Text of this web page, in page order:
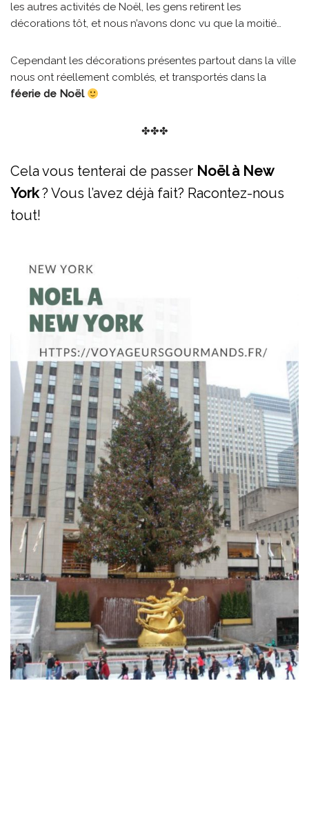
les autres activités de Noël, les gens retirent les
décorations tôt, et nous n’avons donc vu que la moitié…
Cependant les décorations présentes partout dans la ville
nous ont réellement comblés, et transportés dans la
féerie de Noël
✤✤✤
Cela vous tenterai de passer Noël à New
York? Vous l’avez déjà fait? Racontez-nous
tout!